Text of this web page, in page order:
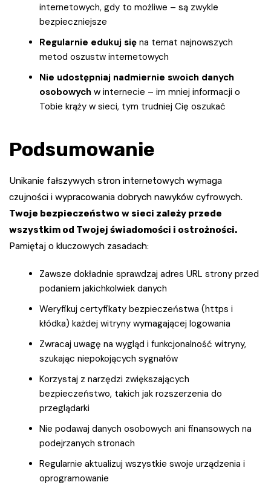
internetowych, gdy to możliwe – są zwykle
bezpieczniejsze
Regularnie edukuj się na temat najnowszych
metod oszustw internetowych
Nie udostępniaj nadmiernie swoich danych
osobowych w internecie – im mniej informacji o
Tobie krąży w sieci, tym trudniej Cię oszukać
Podsumowanie
Unikanie fałszywych stron internetowych wymaga
czujności i wypracowania dobrych nawyków cyfrowych.
Twoje bezpieczeństwo w sieci zależy przede
wszystkim od Twojej świadomości i ostrożności.
Pamiętaj o kluczowych zasadach:
Zawsze dokładnie sprawdzaj adres URL strony przed
podaniem jakichkolwiek danych
Weryfikuj certyfikaty bezpieczeństwa (https i
kłódka) każdej witryny wymagającej logowania
Zwracaj uwagę na wygląd i funkcjonalność witryny,
szukając niepokojących sygnałów
Korzystaj z narzędzi zwiększających
bezpieczeństwo, takich jak rozszerzenia do
przeglądarki
Nie podawaj danych osobowych ani finansowych na
podejrzanych stronach
Regularnie aktualizuj wszystkie swoje urządzenia i
oprogramowanie